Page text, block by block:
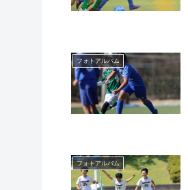
フォトアルバム
フォトアルバム